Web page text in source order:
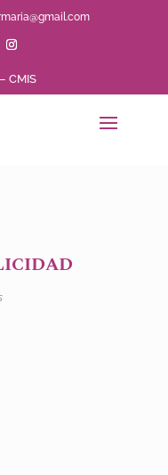
–CMIS